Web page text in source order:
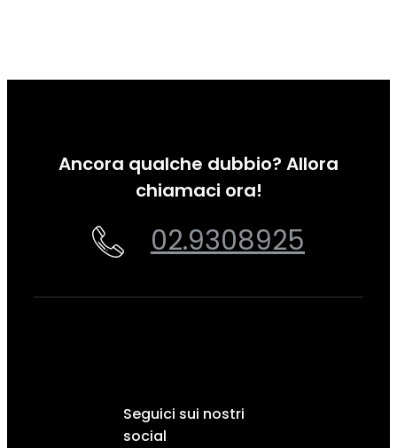
Ancora qualche dubbio? Allora
chiamaci ora!
02.9308925
Seguici sui nostri
social